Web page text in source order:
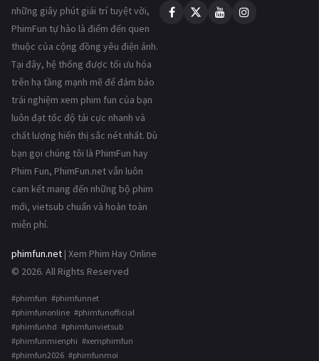
những giây phút giải trí tuyệt vời,
PhimFun tự hào là điểm đến quen
thuộc của cộng đồng yêu điện ảnh.
Tại đây, hệ thống được tối ưu hóa
trên hạ tầng mạnh mẽ để đảm bảo
trải nghiệm xem phim fun của bạn
luôn đạt tốc độ tải cực nhanh và
chất lượng hiển thị sắc nét nhất. Dù
bạn gọi chúng tôi là PhimFun hay
Phim Fun, PhimFun.net vẫn luôn
cam kết mang đến những bộ phim
mới, vietsub chuẩn và hoàn toàn
miễn phí.
phimfun.net | Xem Phim Hay Online
© 2026. All Rights Reserved
#phimfun #phimfunnet
#phimfunonline #phimfunofficial
#phimfunhd #phimfunvietsub
#phimfunmienphi #xemphimfun
#phimfun2026 #phimfunmoi